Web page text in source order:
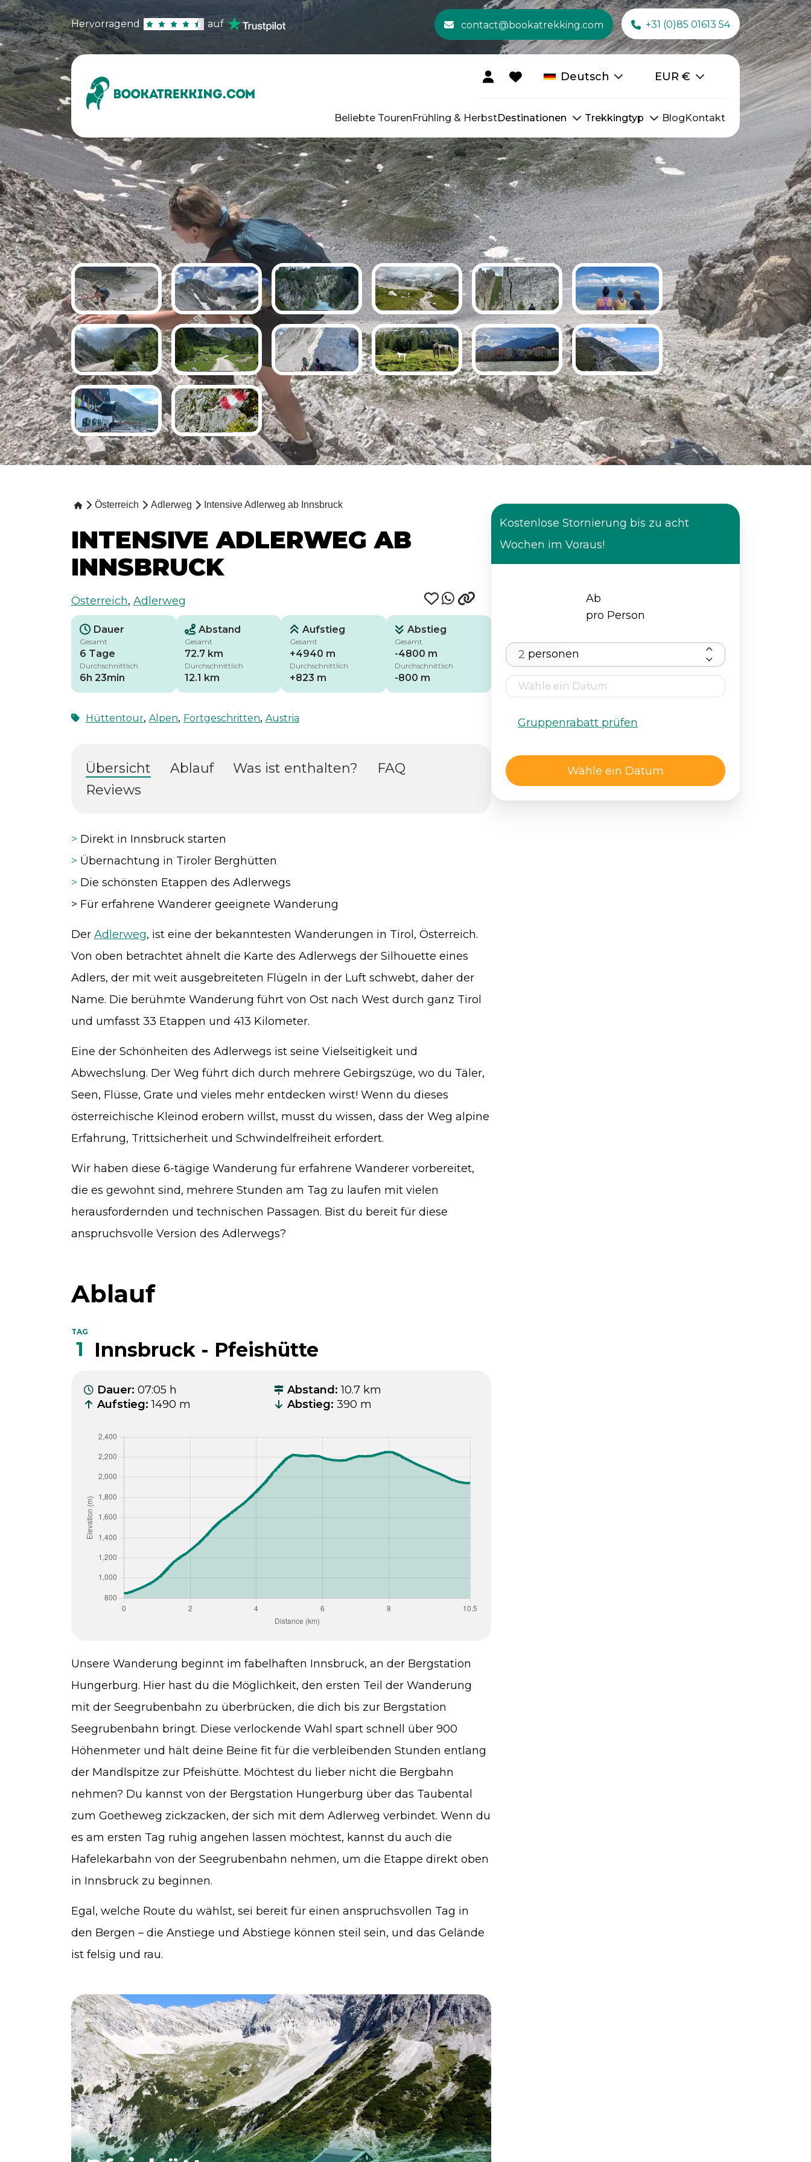
Hervorragend auf contact@bookatrekking.com +31 (0)85 01613 54
Deutsch EUR €
Beliebte TourenFrühling & HerbstDestinationen Trekkingtyp BlogKontakt
Österreich Adlerweg Intensive Adlerweg ab Innsbruck
INTENSIVE ADLERWEG AB
INNSBRUCK
Österreich, Adlerweg
Dauer
Gesamt
6 Tage
Durchschnittlich
6h 23min
Abstand
Gesamt
72.7 km
Durchschnittlich
12.1 km
Aufstieg
Gesamt
+4940 m
Durchschnittlich
+823 m
Abstieg
Gesamt
-4800 m
Durchschnittlich
-800 m
Hüttentour, Alpen, Fortgeschritten, Austria
Übersicht Ablauf Was ist enthalten?
FAQ
Reviews
> Direkt in Innsbruck starten
> Übernachtung in Tiroler Berghütten
> Die schönsten Etappen des Adlerwegs
> Für erfahrene Wanderer geeignete Wanderung
Der Adlerweg, ist eine der bekanntesten Wanderungen in Tirol, Österreich.
Von oben betrachtet ähnelt die Karte des Adlerwegs der Silhouette eines
Adlers, der mit weit ausgebreiteten Flügeln in der Luft schwebt, daher der
Name. Die berühmte Wanderung führt von Ost nach West durch ganz Tirol
und umfasst 33 Etappen und 413 Kilometer.
Eine der Schönheiten des Adlerwegs ist seine Vielseitigkeit und
Abwechslung. Der Weg führt dich durch mehrere Gebirgszüge, wo du Täler,
Seen, Flüsse, Grate und vieles mehr entdecken wirst! Wenn du dieses
österreichische Kleinod erobern willst, musst du wissen, dass der Weg alpine
Erfahrung, Trittsicherheit und Schwindelfreiheit erfordert.
Wir haben diese 6-tägige Wanderung für erfahrene Wanderer vorbereitet,
die es gewohnt sind, mehrere Stunden am Tag zu laufen mit vielen
herausfordernden und technischen Passagen. Bist du bereit für diese
anspruchsvolle Version des Adlerwegs?
Ablauf
TAG
1 Innsbruck - Pfeishütte
Dauer: 07:05 h Abstand: 10.7 km
Aufstieg: 1490 m Abstieg: 390 m
Unsere Wanderung beginnt im fabelhaften Innsbruck, an der Bergstation
Hungerburg. Hier hast du die Möglichkeit, den ersten Teil der Wanderung
mit der Seegrubenbahn zu überbrücken, die dich bis zur Bergstation
Seegrubenbahn bringt. Diese verlockende Wahl spart schnell über 900
Höhenmeter und hält deine Beine fit für die verbleibenden Stunden entlang
der Mandlspitze zur Pfeishütte. Möchtest du lieber nicht die Bergbahn
nehmen? Du kannst von der Bergstation Hungerburg über das Taubental
zum Goetheweg zickzacken, der sich mit dem Adlerweg verbindet. Wenn du
es am ersten Tag ruhig angehen lassen möchtest, kannst du auch die
Hafelekarbahn von der Seegrubenbahn nehmen, um die Etappe direkt oben
in Innsbruck zu beginnen.
Egal, welche Route du wählst, sei bereit für einen anspruchsvollen Tag in
den Bergen – die Anstiege und Abstiege können steil sein, und das Gelände
ist felsig und rau.
Kostenlose Stornierung bis zu acht
Wochen im Voraus!
Ab
pro Person
personen
Gruppenrabatt prüfen
Wähle ein Datum